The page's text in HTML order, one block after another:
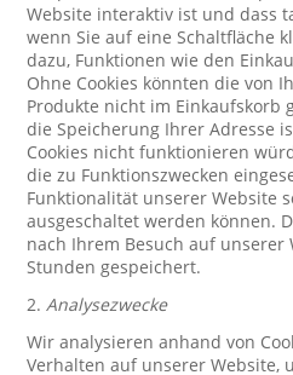
Website interaktiv ist und dass
wenn Sie auf eine Schaltfläche
dazu, Funktionen wie den
Ohne Cookies könnten die von
Produkte nicht im Einkaufskorb
die Speicherung Ihrer Adresse
Cookies nicht funktionieren
die zu Funktionszwecken
Funktionalität unserer Website
ausgeschaltet werden können.
nach Ihrem Besuch auf
Stunden gespeichert.
2.Analysezwecke
Wir analysieren anhand von
Verhalten auf unserer Website,